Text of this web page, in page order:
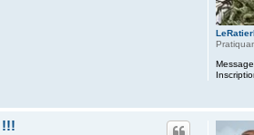
!!!